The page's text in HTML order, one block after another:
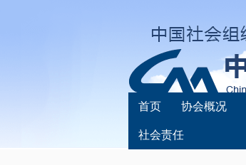
首页 协会概况
社会责任